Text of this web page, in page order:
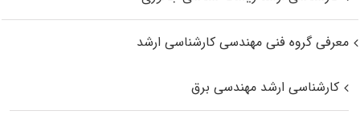
معرفی گروه فنی مهندسی کارشناسی ارشد
کارشناسی ارشد مهندسی برق